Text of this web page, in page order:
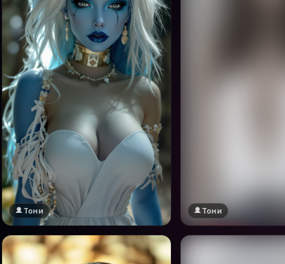
Тони
🔞 18+
Тони